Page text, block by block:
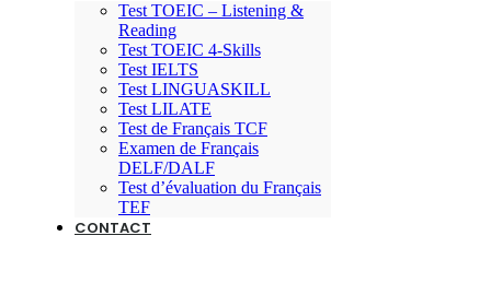
Test TOEIC – Listening &
Reading
Test TOEIC 4-Skills
Test IELTS
Test LINGUASKILL
Test LILATE
Test de Français TCF
Examen de Français
DELF/DALF
Test d’évaluation du Français
TEF
CONTACT